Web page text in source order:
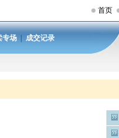
首页
专场 成交记录